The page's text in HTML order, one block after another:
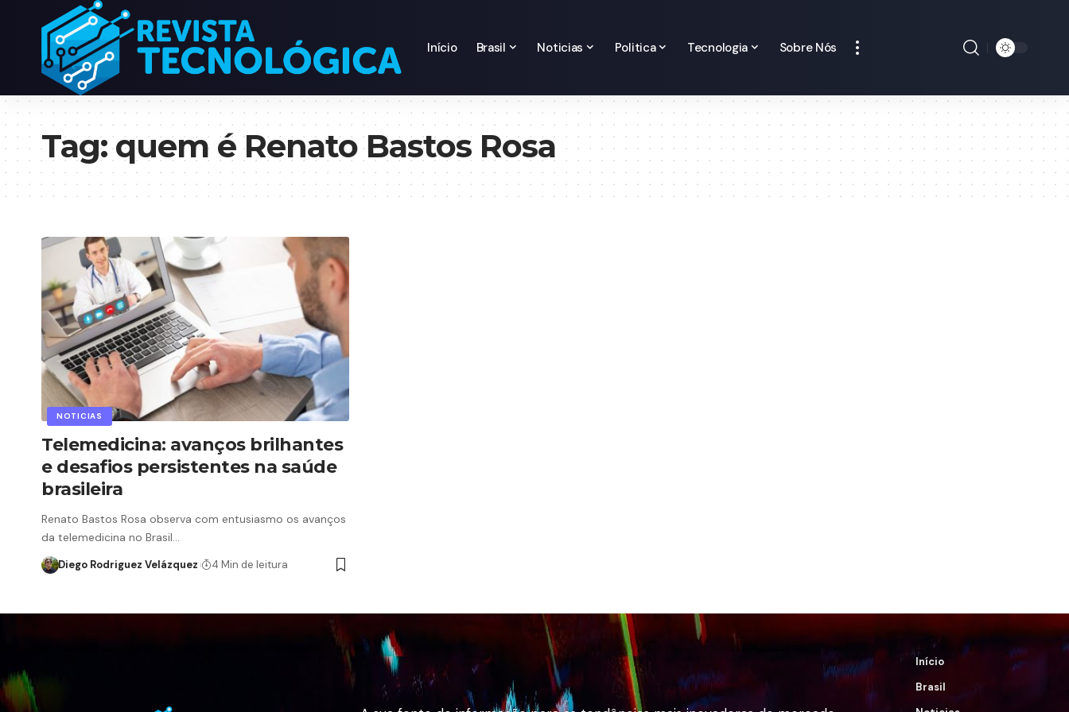
Início Brasil Noticias Politica Tecnologia Sobre Nós
Tag:quem é Renato Bastos Rosa
NOTICIAS
Telemedicina: avanços brilhantes
e desafios persistentes na saúde
brasileira
Renato Bastos Rosa observa com entusiasmo os avanços
da telemedicina no Brasil…
Diego Rodriguez Velázquez 4 Min de leitura
Início
Brasil